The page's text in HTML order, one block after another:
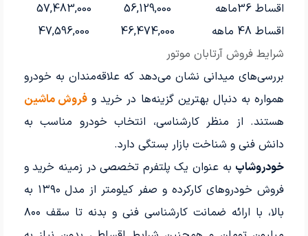
شرایط فروش آرتابان موتور
اقساط 36ماهه
56,129,000
57,483,000
اقساط 48 ماهه
46,474,000
47,596,000
بررسی‌های میدانی نشان می‌دهد که علاقه‌مندان به خودرو
همواره به دنبال بهترین گزینه‌ها در خرید وفروش ماشین
هستند. از منظر کارشناسی، انتخاب خودرو مناسب به
دانش فنی و شناخت بازار بستگی دارد.
خودروشاپ به عنوان یک پلتفرم تخصصی در زمینه خرید و
فروش خودروهای کارکرده و صفر کیلومتر از مدل ۱۳۹۰ به
بالا، با ارائه ضمانت کارشناسی فنی و بدنه تا سقف ۸۰۰